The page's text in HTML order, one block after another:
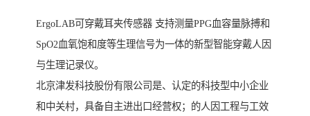
ErgoLAB可穿戴耳夹传感器 支持测量PPG血容量脉搏和
SpO2血氧饱和度等生理信号为一体的新型智能穿戴人因
与生理记录仪。
北京津发科技股份有限公司是、认定的科技型中小企业
和中关村，具备自主进出口经营权；的人因工程与工效